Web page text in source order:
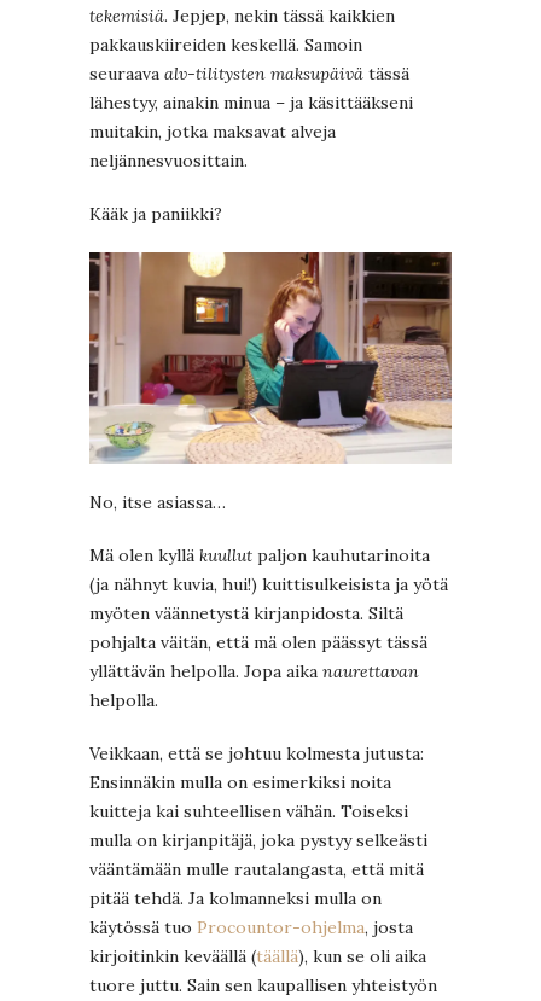
tekemisiä. Jepjep, nekin tässä kaikkien
pakkauskiireiden keskellä. Samoin
seuraava alv-tilitysten maksupäivä tässä
lähestyy, ainakin minua – ja käsittääkseni
muitakin, jotka maksavat alveja
neljännesvuosittain.
Kääk ja paniikki?
No, itse asiassa…
Mä olen kyllä kuullut paljon kauhutarinoita
(ja nähnyt kuvia, hui!) kuittisulkeisista ja yötä
myöten väännetystä kirjanpidosta. Siltä
pohjalta väitän, että mä olen päässyt tässä
yllättävän helpolla. Jopa aika naurettavan
helpolla.
Veikkaan, että se johtuu kolmesta jutusta:
Ensinnäkin mulla on esimerkiksi noita
kuitteja kai suhteellisen vähän. Toiseksi
mulla on kirjanpitäjä, joka pystyy selkeästi
vääntämään mulle rautalangasta, että mitä
pitää tehdä. Ja kolmanneksi mulla on
käytössä tuo Procountor-ohjelma, josta
kirjoitinkin keväällä (täällä), kun se oli aika
tuore juttu. Sain sen kaupallisen yhteistyön